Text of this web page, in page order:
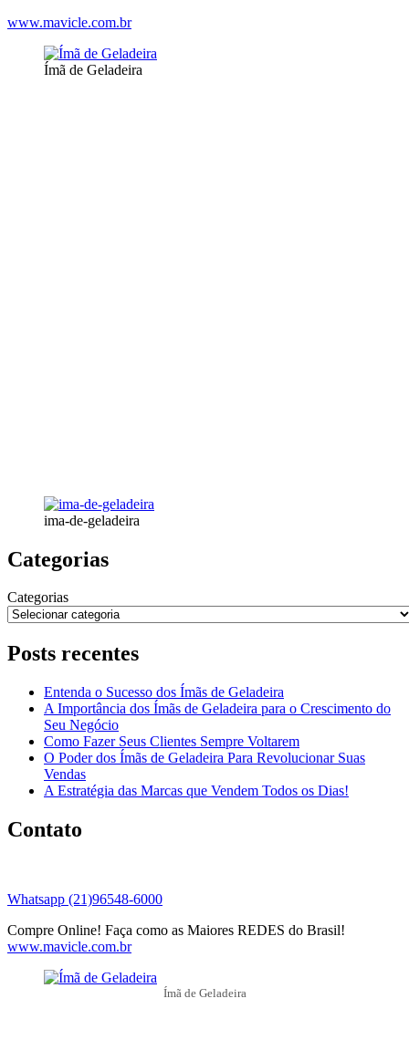
www.mavicle.com.br
Ímã de Geladeira
ima-de-geladeira
Categorias
Categorias
Posts recentes
Entenda o Sucesso dos Ímãs de Geladeira
A Importância dos Ímãs de Geladeira para o Crescimento do
Seu Negócio
Como Fazer Seus Clientes Sempre Voltarem
O Poder dos Ímãs de Geladeira Para Revolucionar Suas
Vendas
A Estratégia das Marcas que Vendem Todos os Dias!
Contato
Whatsapp (21)96548-6000
Compre Online! Faça como as Maiores REDES do Brasil!
www.mavicle.com.br
Ímã de Geladeira